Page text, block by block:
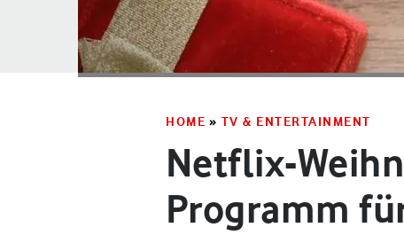
HOME » TV & ENTERTAINMENT
Netflix-
Programm